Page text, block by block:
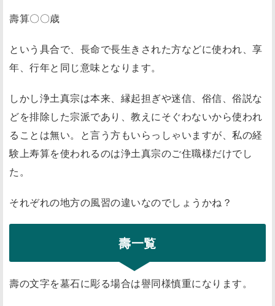
壽算〇〇歳
という具合で、長命で長生きされた方などに使われ、享
年、行年と同じ意味となります。
しかし浄土真宗は本来、縁起担ぎや迷信、俗信、俗説な
どを排除した宗派であり、教えにそぐわないから使われ
ることは無い。と言う方もいらっしゃいますが、私の経
験上寿算を使われるのは浄土真宗のご住職様だけでし
た。
それぞれの地方の風習の違いなのでしょうかね？
壽一覧
壽の文字を墓石に彫る場合は譽同様慎重になります。